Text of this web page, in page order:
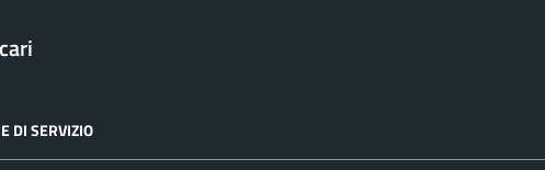
DI SERVIZIO